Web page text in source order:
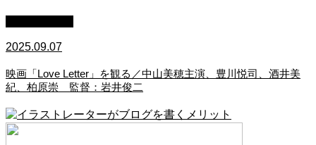
2025.09.07
映画「Love Letter」を観る／中山美穂主演、豊川悦司、酒井美
紀、柏原崇 監督：岩井俊二